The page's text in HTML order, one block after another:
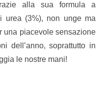
alla sua formula a
urea (3%), non unge ma
una piacevole sensazione
dell’anno, soprattutto in
le nostre mani!